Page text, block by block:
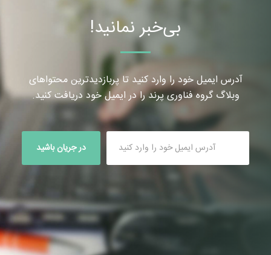
بی‌خبر نمانید!
آدرس ایمیل خود را وارد کنید تا پربازدیدترین محتواهای
وبلاگ گروه فناوری پرند را در ایمیل خود دریافت کنید.
در جریان باشید